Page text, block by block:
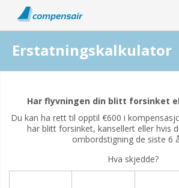
Erstatningskalkulator
Har flyvningen din blitt forsinket
Du kan ha rett til opptil €600 i
har blitt forsinket, kansellert eller hvis
ombordstigning de siste 6
Hva skjedde?